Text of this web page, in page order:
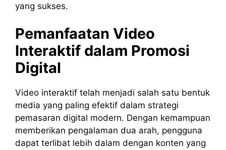
yang sukses.
Pemanfaatan Video
Interaktif dalam Promosi
Digital
Video interaktif telah menjadi salah satu bentuk
media yang paling efektif dalam strategi
pemasaran digital modern. Dengan kemampuan
memberikan pengalaman dua arah, pengguna
dapat terlibat lebih dalam dengan konten yang